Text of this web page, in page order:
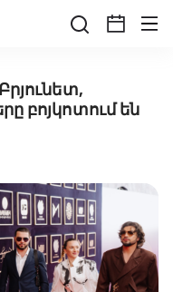
բոյկոտում են